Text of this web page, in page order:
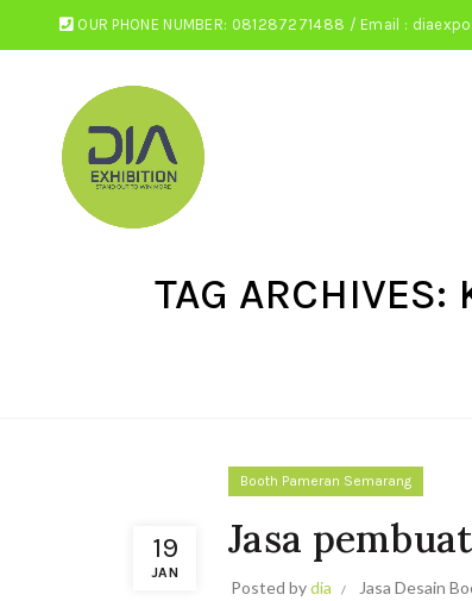
OUR PHONE NUMBER: 081287271488 / Email :
TAG ARCHIVES:
19
JAN
Booth Pameran Semarang
Jasa
Posted bydia Jasa Desain